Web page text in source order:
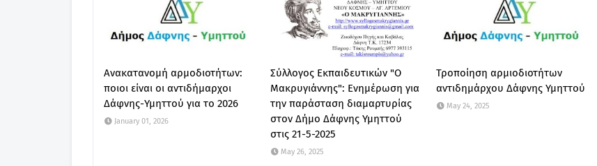
Ανακατανομή αρμοδιοτήτων:
ποιοι είναι οι αντιδήμαρχοι
Δάφνης-Υμηττού για το 2026
January 01, 2026
Σύλλογος Εκπαιδευτικών "Ο
Μακρυγιάννης": Ενημέρωση για
την παράσταση διαμαρτυρίας
στον Δήμο Δάφνης Υμηττού
στις 21-5-2025
May 26, 2025
Τροποίηση αρμιοδιοτήτων
αντιδημάρχου Δάφνης Υμηττού
May 24, 2025